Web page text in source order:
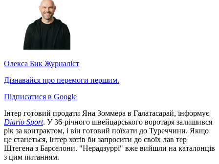
Олекса Бик Журналіст
Дізнавайся про перемоги першим.
Підписатися в Google
Інтер готовий продати Яна Зоммера в Галатасарай, інформує
Diario Sport. У 36-річного швейцарського воротаря залишився
рік за контрактом, і він готовий поїхати до Туреччини. Якщо
це станеться, Інтер хотів би запросити до своїх лав тер
Штегена з Барселони. "Нерадзуррі" вже вийшли на каталонців
з цим питанням.